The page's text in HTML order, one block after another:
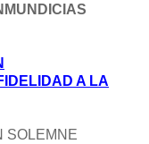
A LA
SOLEMNE